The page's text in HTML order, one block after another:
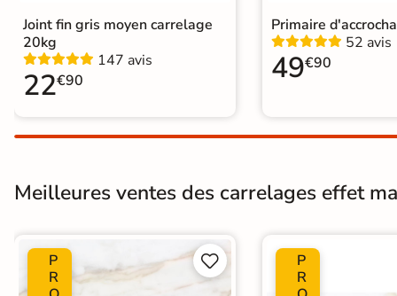
Carrelage Chambre|Carrelage
Joint fin gris moyen carrelage
20kg
147 avis
22€90
Primaire
52 avis
49€90
Meilleures ventes des carrelages effet
P
R


P
R